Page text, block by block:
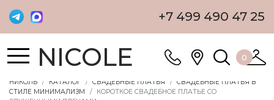
+7 499 490 47 25
NICOLE 0
НИКОЛЬ КАТАЛОГ СВАДЕБНЫЕ ПЛАТЬЯ
СВАДЕБНЫЕ ПЛАТЬЯ В
СТИЛЕ МИНИМАЛИЗМ
КОРОТКОЕ СВАДЕБНОЕ ПЛАТЬЕ СО